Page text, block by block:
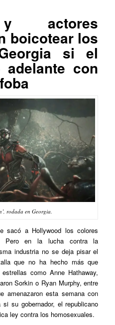
actores
boicotear los
si el
adelante con
rodada en Georgia.
sacó a Hollywood los colores
Pero en la lucha contra la
industria no se deja pisar el
que no ha hecho más que
como Anne Hathaway,
Sorkin o Ryan Murphy, entre
amenazaron esta semana con
su gobernador, el republicano
ley contra los homosexuales.